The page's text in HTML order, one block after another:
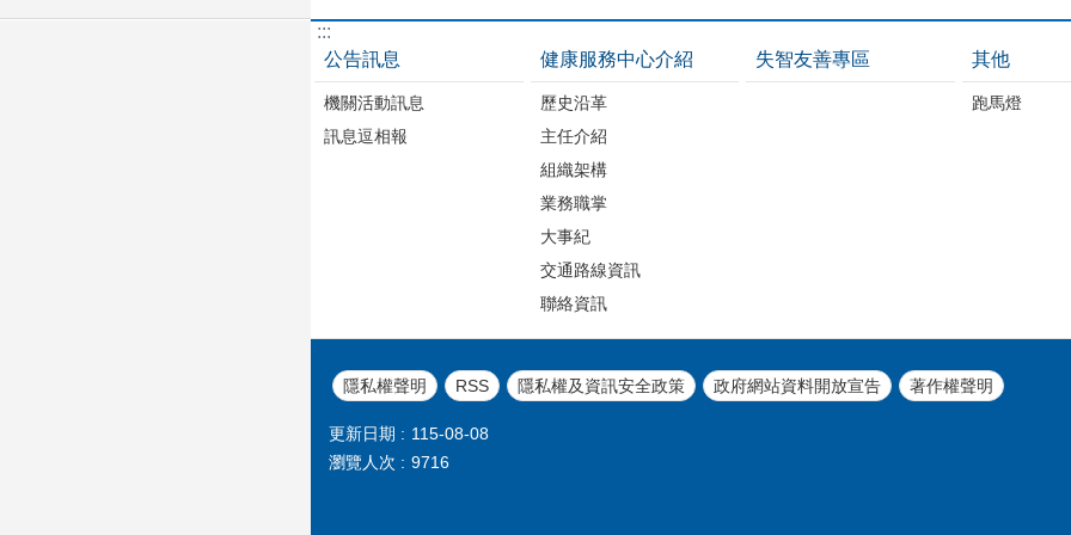
:::
公告訊息
機關活動訊息
訊息逗相報
健康服務中心介紹
歷史沿革
主任介紹
組織架構
業務職掌
大事紀
交通路線資訊
聯絡資訊
失智友善專區 其他
跑馬燈
隱私權聲明 RSS 隱私權及資訊安全政策 政府網站資料開放宣告 著作權聲明
更新日期
115-08-08
瀏覽人次
9716